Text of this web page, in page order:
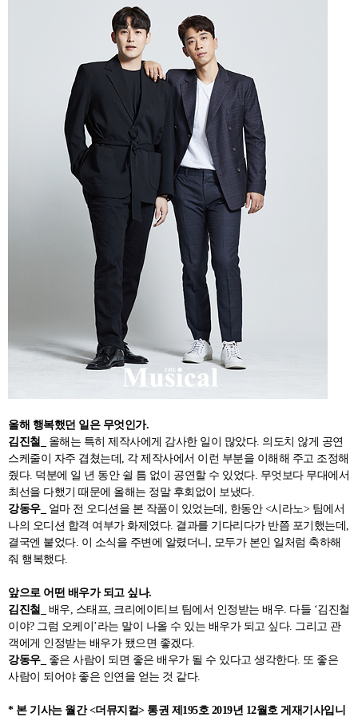
올해 행복했던 일은 무엇인가.
김진철_ 올해는 특히 제작사에게 감사한 일이 많았다. 의도치 않게 공연
스케줄이 자주 겹쳤는데, 각 제작사에서 이런 부분을 이해해 주고 조정해
줬다. 덕분에 일 년 동안 쉴 틈 없이 공연할 수 있었다. 무엇보다 무대에서
최선을 다했기 때문에 올해는 정말 후회없이 보냈다.
강동우_ 얼마 전 오디션을 본 작품이 있었는데, 한동안 <시라노> 팀에서
나의 오디션 합격 여부가 화제였다. 결과를 기다리다가 반쯤 포기했는데,
결국엔 붙었다. 이 소식을 주변에 알렸더니, 모두가 본인 일처럼 축하해
줘 행복했다.
앞으로 어떤 배우가 되고 싶나.
김진철_ 배우, 스태프, 크리에이티브 팀에서 인정받는 배우. 다들 ‘김진철
이야? 그럼 오케이’라는 말이 나올 수 있는 배우가 되고 싶다. 그리고 관
객에게 인정받는 배우가 됐으면 좋겠다.
강동우_ 좋은 사람이 되면 좋은 배우가 될 수 있다고 생각한다. 또 좋은
사람이 되어야 좋은 인연을 얻는 것 같다.
* 본 기사는 월간 <더뮤지컬> 통권 제195호 2019년 12월호 게재기사입니